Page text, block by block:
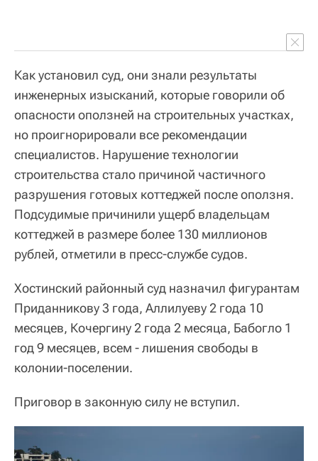
Как установил суд, они знали результаты
инженерных изысканий, которые говорили об
опасности оползней на строительных участках,
но проигнорировали все рекомендации
специалистов. Нарушение технологии
строительства стало причиной частичного
разрушения готовых коттеджей после оползня.
Подсудимые причинили ущерб владельцам
коттеджей в размере более 130 миллионов
рублей, отметили в пресс-службе судов.
Хостинский районный суд назначил фигурантам
Приданникову 3 года, Аллилуеву 2 года 10
месяцев, Кочергину 2 года 2 месяца, Бабогло 1
год 9 месяцев, всем - лишения свободы в
колонии-поселении.
Приговор в законную силу не вступил.